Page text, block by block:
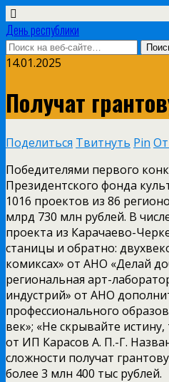
День республики
14.01.2025
Получат
Поделиться Твитнуть Pin
Победителями первого
Президентского фонда
1016 проектов из 86
млрд 730 млн рублей. В
проекта из Карачаево-
станицы и обратно:
комиксах» от АНО «Делай
региональная арт-
индустрий» от АНО
профессионального
век»; «Не скрывайте
от ИП Карасов А. П.-Г.
сложности получат
более 3 млн 400 тыс рублей.